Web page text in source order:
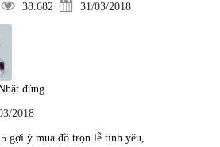
38.682 31/03/2018
đúng
2018
5 gợi ý mua đồ trọn lễ tình yêu,